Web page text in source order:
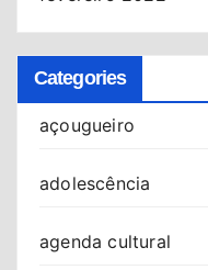
Categories
açougueiro
adolescência
agenda cultural